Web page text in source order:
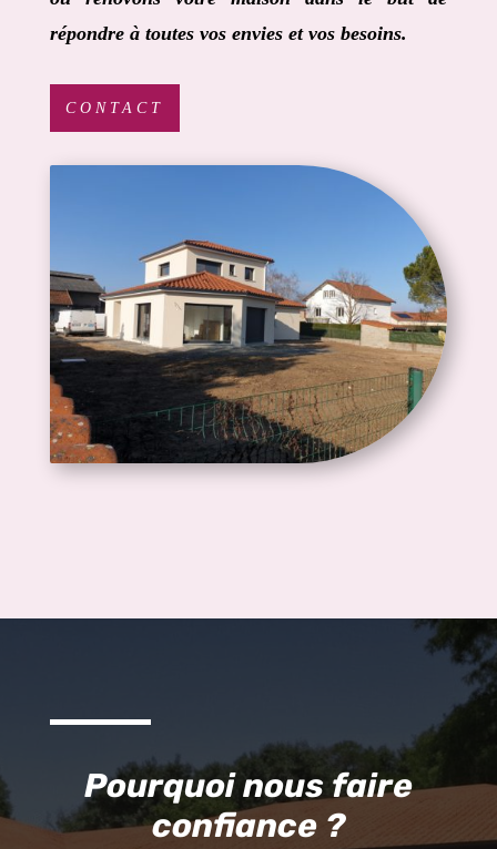
répondre à toutes vos envies et vos besoins.
CONTACT
Pourquoi nous faire
confiance ?